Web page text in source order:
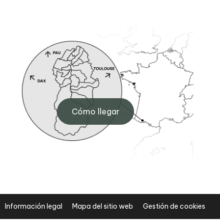
Sede de Artouste
Maison de Fabrèges, 64440
Artouste
+33 (0)5 59 05 34 00
Cómo llegar
Información legal Mapa del sitio web Gestión de cookies